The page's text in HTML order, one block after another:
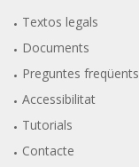
Textos legals
Documents
Preguntes freqüents
Accessibilitat
Tutorials
Contacte